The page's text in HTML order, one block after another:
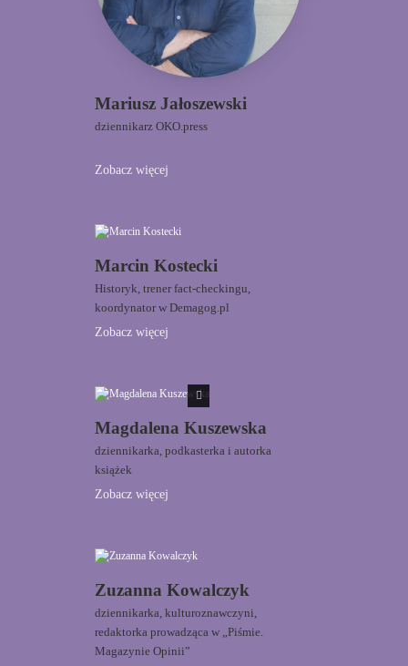
Mariusz Jałoszewski
dziennikarz OKO.press
Zobacz więcej
Marcin Kostecki
Historyk, trener fact-checkingu,
koordynator w Demagog.pl
Zobacz więcej
Magdalena Kuszewska
dziennikarka, podkasterka i autorka
książek
Zobacz więcej
Zuzanna Kowalczyk
dziennikarka, kulturoznawczyni,
redaktorka prowadząca w „Piśmie.
Magazynie Opinii”